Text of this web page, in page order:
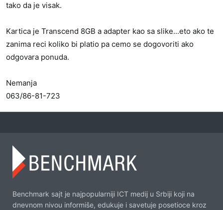
tako da je visak.
Kartica je Transcend 8GB a adapter kao sa slike...eto ako te
zanima reci koliko bi platio pa cemo se dogovoriti ako
odgovara ponuda.
Nemanja
063/86-81-723
Benchmark sajt je najpopularniji ICT medij u Srbiji koji na
dnevnom nivou informiše, edukuje i savetuje posetioce kroz